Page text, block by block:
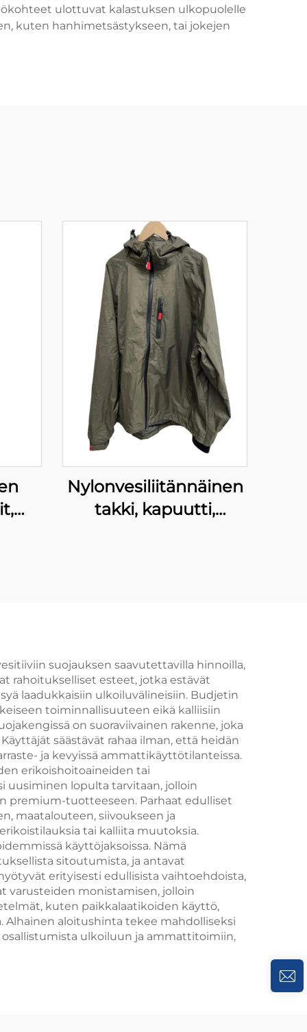
ulottuvat kalastuksen ulkopuolelle
kuten hanhimetsästykseen, tai jokejen
Nylonvesiliitännäinen
takki, kapuutti,
suojauksen saavutettavilla hinnoilla,
rahoitukselliset esteet, jotka estävät
laadukkaisiin ulkoiluvälineisiin. Budjetin
toiminnallisuuteen eikä kalliisiin
on suoraviivainen rakenne, joka
säästävät rahaa ilman, että heidän
ja kevyissä ammattikäyttötilanteissa.
erikoishoitoaineiden tai
uusiminen lopulta tarvitaan, jolloin
premium-tuotteeseen. Parhaat edulliset
maatalouteen, siivoukseen ja
tai kalliita muutoksia.
käyttöjaksoissa. Nämä
sitoutumista, ja antavat
erityisesti edullisista vaihtoehdoista,
varusteiden monistamisen, jolloin
kuten paikkalaatikoiden käyttö,
aloitushinta tekee mahdolliseksi
ulkoiluun ja ammattitoimiin,